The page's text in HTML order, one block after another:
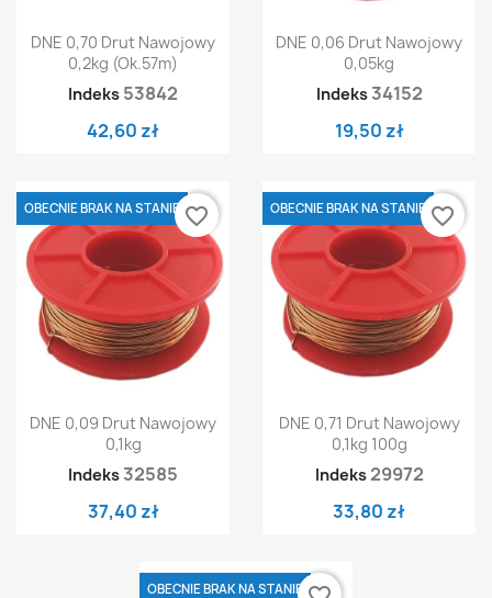
DNE 0,70 Drut Nawojowy
0,2kg (ok.57m)
Indeks 53842
42,60 zł
DNE 0,06 Drut Nawojowy
0,05kg
Indeks 34152
19,50 zł
DNE 0,09 Drut Nawojowy
0,1kg
Indeks 32585
37,40 zł
OBECNIE BRAK NA STANIE favorite_border
DNE 0,71 Drut Nawojowy
0,1kg 100g
Indeks 29972
33,80 zł
OBECNIE BRAK NA STANIE favorite_border
OBECNIE BRAK NA STANIE